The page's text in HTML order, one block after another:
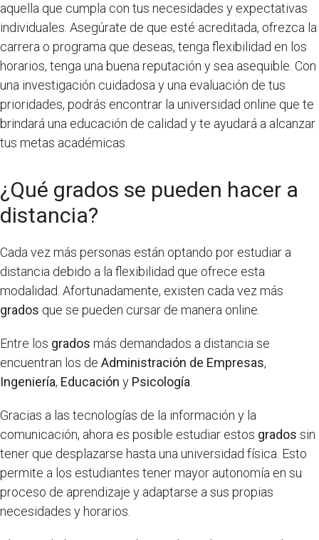
aquella que cumpla con tus necesidades y expectativas
individuales. Asegúrate de que esté acreditada, ofrezca la
carrera o programa que deseas, tenga flexibilidad en los
horarios, tenga una buena reputación y sea asequible. Con
una investigación cuidadosa y una evaluación de tus
prioridades, podrás encontrar la universidad online que te
brindará una educación de calidad y te ayudará a alcanzar
tus metas académicas.
¿Qué grados se pueden hacer a
distancia?
Cada vez más personas están optando por estudiar a
distancia debido a la flexibilidad que ofrece esta
modalidad. Afortunadamente, existen cada vez más
grados que se pueden cursar de manera online.
Entre los grados más demandados a distancia se
encuentran los de Administración de Empresas,
Ingeniería, Educación y Psicología
Gracias a las tecnologías de la información y la
comunicación, ahora es posible estudiar estos grados sin
tener que desplazarse hasta una universidad física. Esto
permite a los estudiantes tener mayor autonomía en su
proceso de aprendizaje y adaptarse a sus propias
necesidades y horarios.